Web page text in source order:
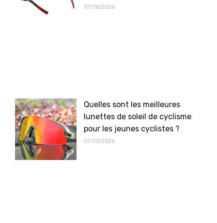
07/28/2026
Quelles sont les meilleures
lunettes de soleil de cyclisme
pour les jeunes cyclistes ?
07/20/2026